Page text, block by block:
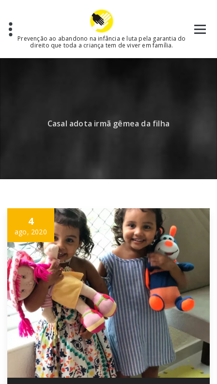
content
Prevenção ao abandono na infância e luta pela garantia do
direito que toda a criança tem de viver em família.
Casal adota irmã gêmea da filha
4
ago, 2020